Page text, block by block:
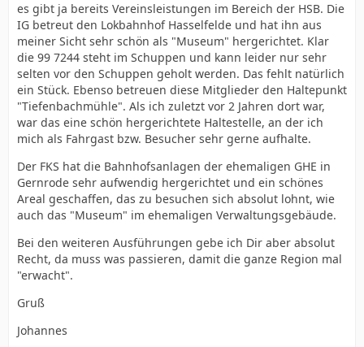
es gibt ja bereits Vereinsleistungen im Bereich der HSB. Die
IG betreut den Lokbahnhof Hasselfelde und hat ihn aus
meiner Sicht sehr schön als "Museum" hergerichtet. Klar
die 99 7244 steht im Schuppen und kann leider nur sehr
selten vor den Schuppen geholt werden. Das fehlt natürlich
ein Stück. Ebenso betreuen diese Mitglieder den Haltepunkt
"Tiefenbachmühle". Als ich zuletzt vor 2 Jahren dort war,
war das eine schön hergerichtete Haltestelle, an der ich
mich als Fahrgast bzw. Besucher sehr gerne aufhalte.
Der FKS hat die Bahnhofsanlagen der ehemaligen GHE in
Gernrode sehr aufwendig hergerichtet und ein schönes
Areal geschaffen, das zu besuchen sich absolut lohnt, wie
auch das "Museum" im ehemaligen Verwaltungsgebäude.
Bei den weiteren Ausführungen gebe ich Dir aber absolut
Recht, da muss was passieren, damit die ganze Region mal
"erwacht".
Gruß
Johannes